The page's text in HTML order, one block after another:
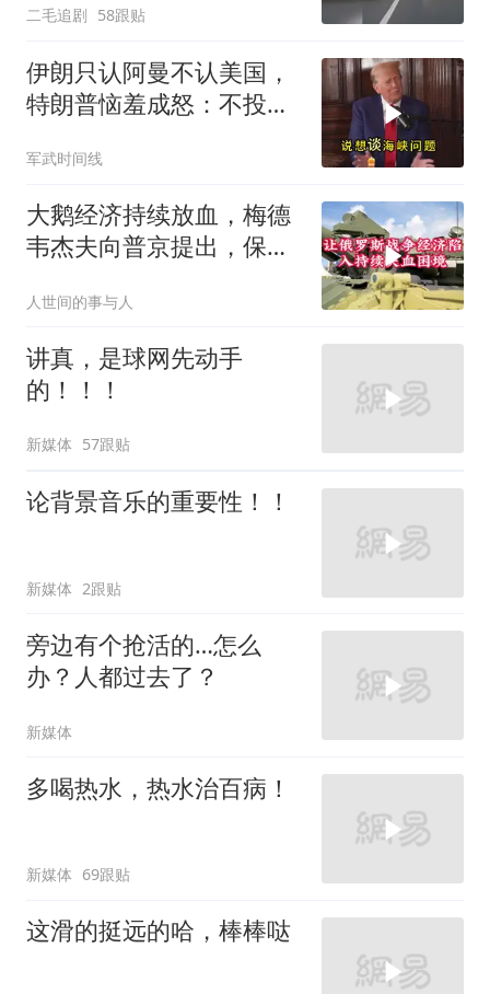
二毛追剧 58跟贴
伊朗只认阿曼不认美国，
特朗普恼羞成怒：不投降
军武时间线
大鹅经济持续放血，梅德
韦杰夫向普京提出，保住
人世间的事与人
讲真，是球网先动手
的！！！
新媒体 57跟贴
论背景音乐的重要性！！
新媒体 2跟贴
旁边有个抢活的…怎么
办？人都过去了？
新媒体
多喝热水，热水治百病！
新媒体 69跟贴
这滑的挺远的哈，棒棒哒